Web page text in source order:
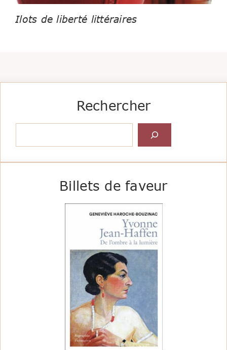
Ilots de liberté littéraires
Rechercher
Billets de faveur